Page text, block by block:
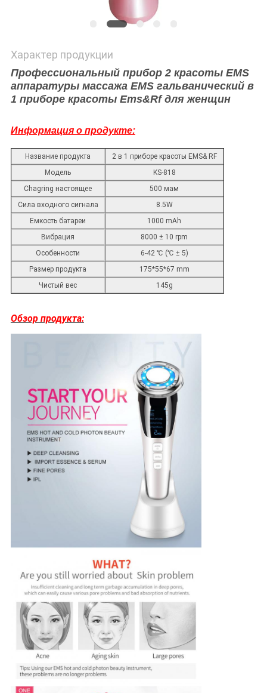
Характер продукции
Профессиональный прибор 2 красоты EMS
аппаратуры массажа EMS гальванический в
1 приборе красоты Ems&Rf для женщин
Информация о продукте:
Название продукта
2 в 1 приборе красоты EMS& RF
Модель
KS-818
Chagring настоящее
500 мам
Сила входного сигнала
8.5W
Емкость батареи
1000 mAh
Вибрация
8000 ± 10 rpm
Особенности
6-42 ℃ (℃ ± 5)
Размер продукта
175*55*67 mm
Чистый вес
145g
Обзор продукта: